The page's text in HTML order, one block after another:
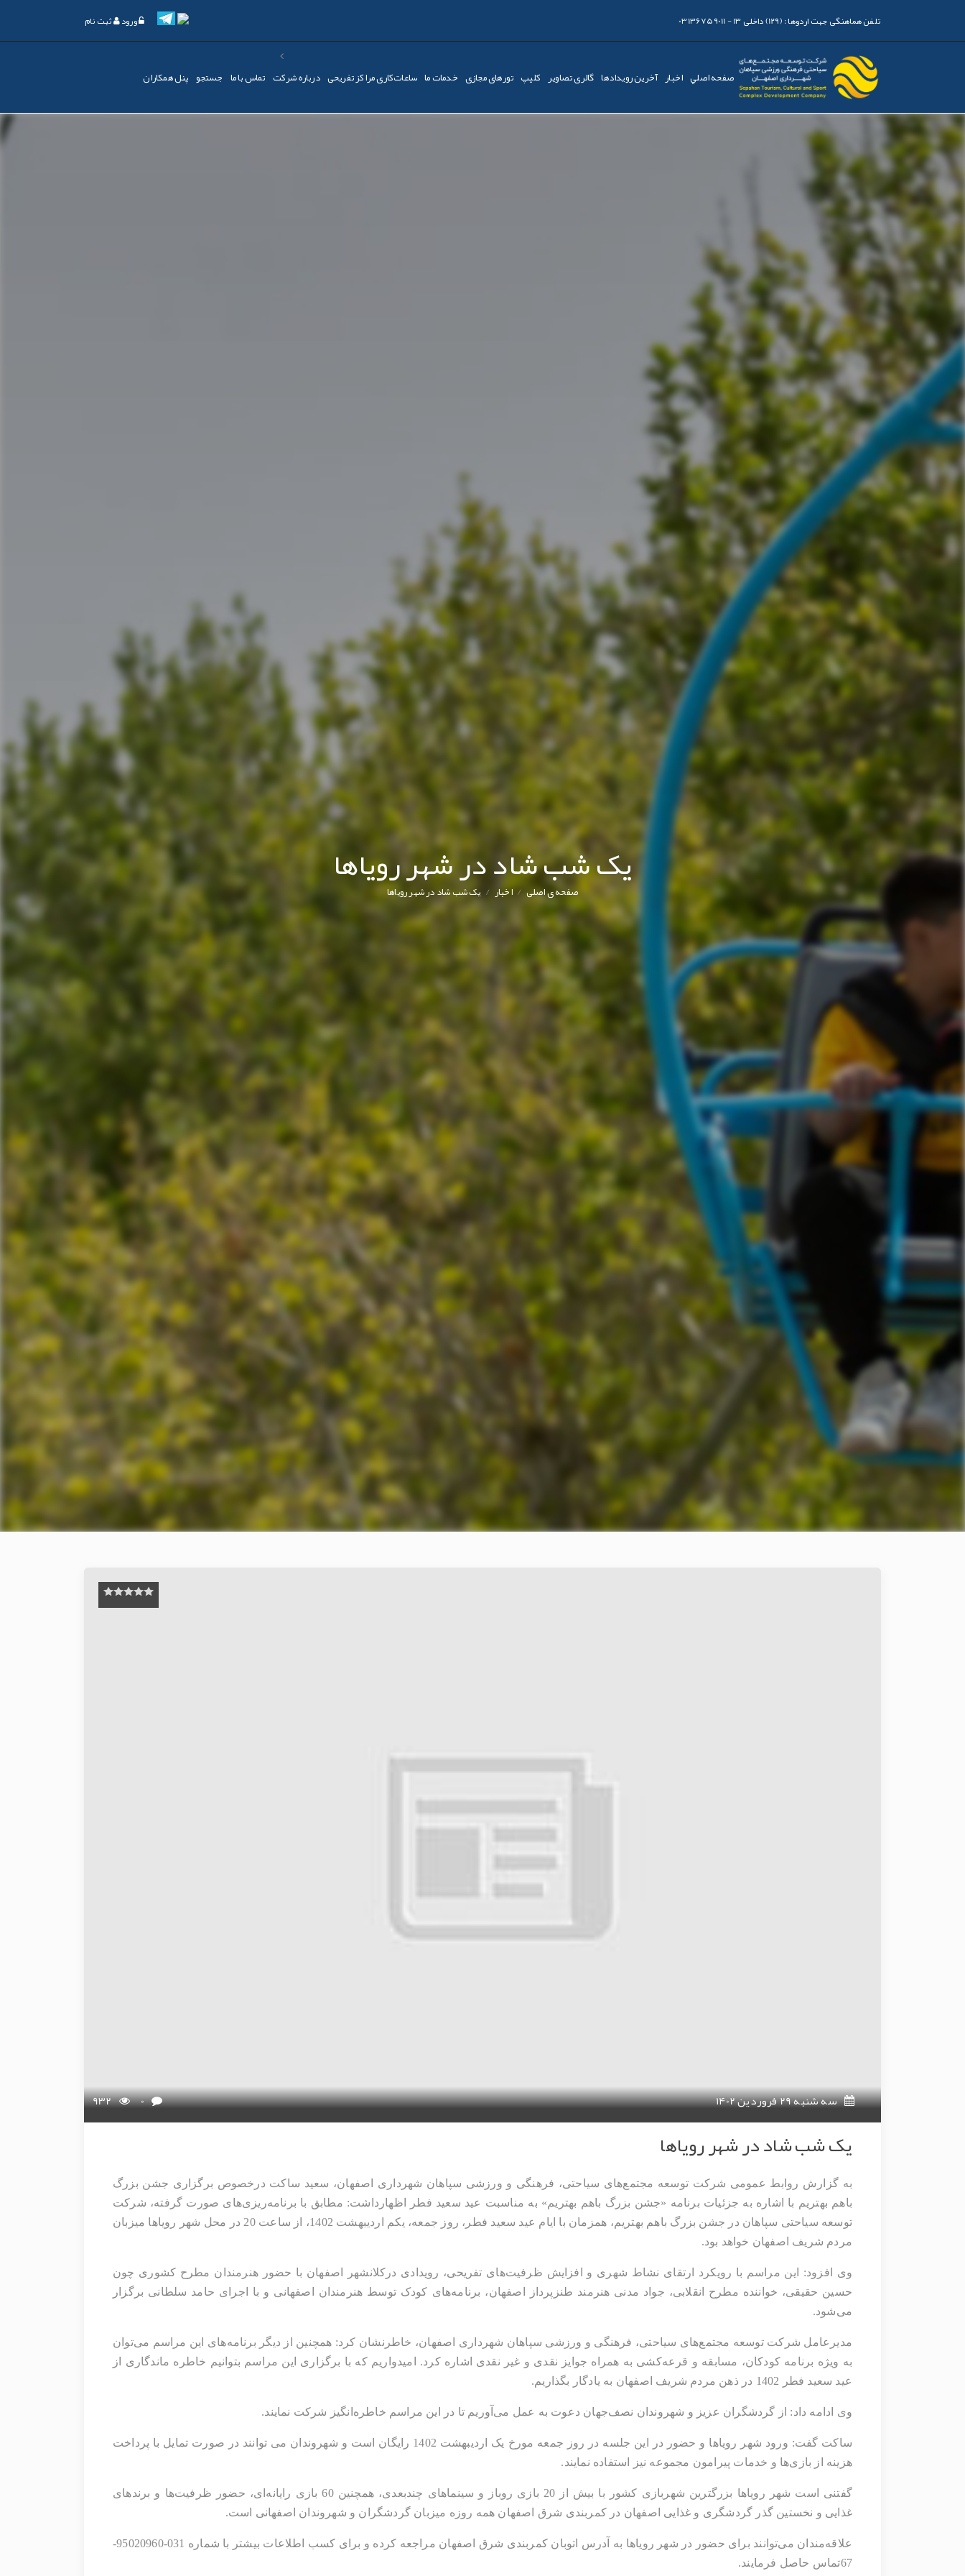
تلفن هماهنگی جهت اردوها :(129) داخلی 13 - 03136759011 ورود ثبت نام
صفحه اصلي اخبار آخرین رویدادها گالری تصاویر کليپ تورهای مجازی خدمات ما ساعات‌کاری مراکز تفریحی درباره شرکت تماس با ما جستجو پنل همکاران
یک شب شاد در شهر رویاها
صفحه ی اصلی /اخبار /یک شب شاد در شهر رویاها
سه شنبه 29 فروردین 1402 932 0
یک شب شاد در شهر رویاها
مردم شریف اصفهان خواهد بود.
می‌شود.
عید سعید فطر 1402 در ذهن مردم شریف اصفهان به یادگار بگذاریم.
وی ادامه داد: از گردشگران عزیز و شهروندان نصف‌جهان دعوت به عمل می‌آوریم تا در این مراسم خاطره‌انگیز شرکت نمایند.
هزینه از بازی‌ها و خدمات پیرامون مجموعه نیز استفاده نمایند.
غذایی و نخستین گذر گردشگری و غذایی اصفهان در کمربندی شرق اصفهان همه روزه میزبان گردشگران و شهروندان اصفهانی است.
علاقه‌مندان می‌توانند برای حضور در شهر رویاها به آدرس اتوبان کمربندی شرق اصفهان مراجعه کرده و برای کسب اطلاعات بیشتر با شماره 031-95020960-
67تماس حاصل فرمایند.